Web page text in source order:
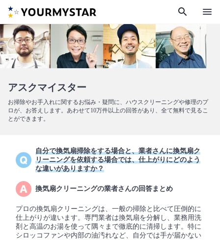
search menu
アスクマイスター
お掃除やお手入れに関するお悩み・疑問に、ハウスクリーニングや修理のプ
ロが、お答えします。あわせて10万件以上の回答があり、全て無料で見るこ
とができます。
自分で換気扇掃除をする場合と、業者さんに換気扇ク
リーニングを依頼する場合では、仕上がりにどのよう
な違いがありますか？
換気扇クリーニングの業者さんの回答まとめ
プロの換気扇クリーニングは、一般の掃除と比べて圧倒的に
仕上がりが違います。専門業者は換気扇を分解し、業務用洗
剤と高温のお湯を使って隅々まで徹底的に清掃します。特に
シロッコファンや内部の油汚れなど、自分では手が届かない